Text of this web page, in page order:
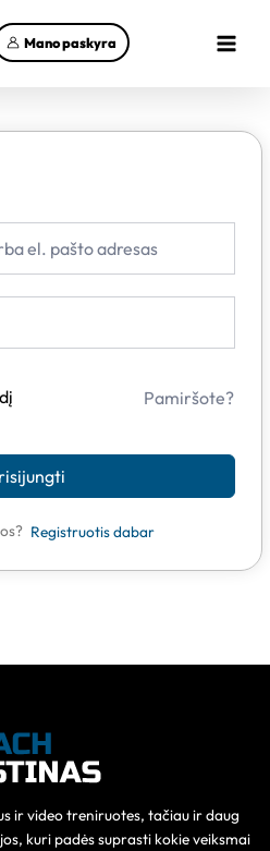
Mano paskyra
Menu
Pamiršote?
Registruotis dabar
ir video treniruotes, tačiau ir daug
kuri padės suprasti kokie veiksmai